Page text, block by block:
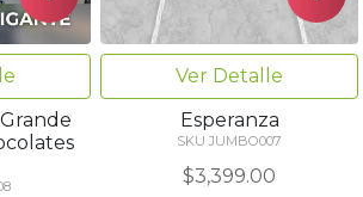
Ver Detalle
Esperanza
SKU JUMBO007
$3,399.00